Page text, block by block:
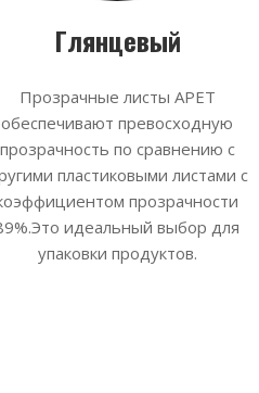
Глянцевый
Прозрачные листы APET
обеспечивают превосходную
прозрачность по сравнению с
пластиковыми листами с
прозрачности
идеальный выбор для
упаковки продуктов.